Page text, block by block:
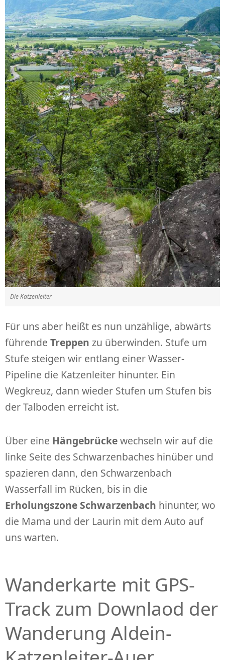
Die Katzenleiter
Für uns aber heißt es nun unzählige, abwärts
führende Treppen zu überwinden. Stufe um
Stufe steigen wir entlang einer Wasser-
Pipeline die Katzenleiter hinunter. Ein
Wegkreuz, dann wieder Stufen um Stufen bis
der Talboden erreicht ist.
Über eine Hängebrückewechseln wir auf die
linke Seite des Schwarzenbaches hinüber und
spazieren dann, den Schwarzenbach
Wasserfall im Rücken, bis in die
Erholungszone Schwarzenbach hinunter, wo
die Mama und der Laurin mit dem Auto auf
uns warten.
Wanderkarte mit GPS-
Track zum Downlaod der
Wanderung Aldein-